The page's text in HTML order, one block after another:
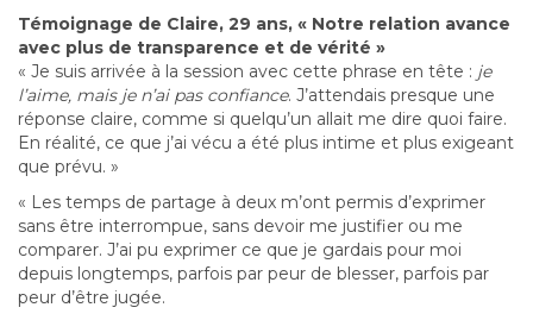
Témoignage de Claire, 29 ans, « Notre relation avance
avec plus de transparence et de vérité »
« Je suis arrivée à la session avec cette phrase en tête : je
l’aime, mais je n’ai pas confiance. J’attendais presque une
réponse claire, comme si quelqu’un allait me dire quoi faire.
En réalité, ce que j’ai vécu a été plus intime et plus exigeant
que prévu. »
« Les temps de partage à deux m’ont permis d’exprimer
sans être interrompue, sans devoir me justifier ou me
comparer. J’ai pu exprimer ce que je gardais pour moi
depuis longtemps, parfois par peur de blesser, parfois par
peur d’être jugée.